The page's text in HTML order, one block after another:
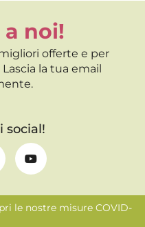
noi!
offerte e per
la tua email
social!
le nostre misure COVID-